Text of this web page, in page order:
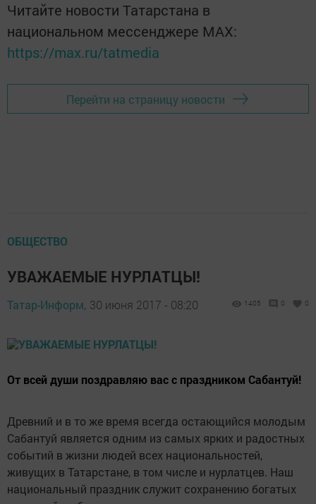
Читайте новости Татарстана в
национальном мессенджере MАХ:
https://max.ru/tatmedia
Перейти на страницу новости
ОБЩЕСТВО
УВАЖАЕМЫЕ НУРЛАТЦЫ!
Татар-Информ, 30 июня 2017 - 08:20 1405 0 0
От всей души поздравляю вас с праздником Сабантуй!
Древний и в то же время всегда остающийся молодым
Сабантуй является одним из самых ярких и радостных
событий в жизни людей всех национальностей,
живущих в Татарстане, в том числе и нурлатцев. Наш
национальный праздник служит сохранению богатых